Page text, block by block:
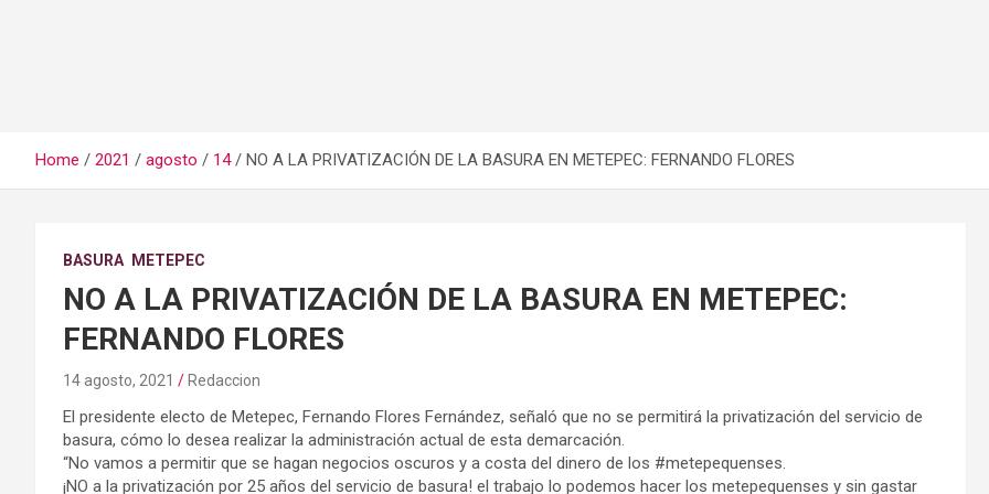
Home 2021 agosto 14 NO A LA PRIVATIZACIÓN DE LA BASURA EN METEPEC: FERNANDO FLORES
BASURA METEPEC
NO A LA PRIVATIZACIÓN DE LA BASURA EN METEPEC:
FERNANDO FLORES
14 agosto, 2021 Redaccion
El presidente electo de Metepec, Fernando Flores Fernández, señaló que no se permitirá la privatización del servicio de
basura, cómo lo desea realizar la administración actual de esta demarcación.
“No vamos a permitir que se hagan negocios oscuros y a costa del dinero de los #metepequenses.
¡NO a la privatización por 25 años del servicio de basura! el trabajo lo podemos hacer los metepequenses y sin gastar